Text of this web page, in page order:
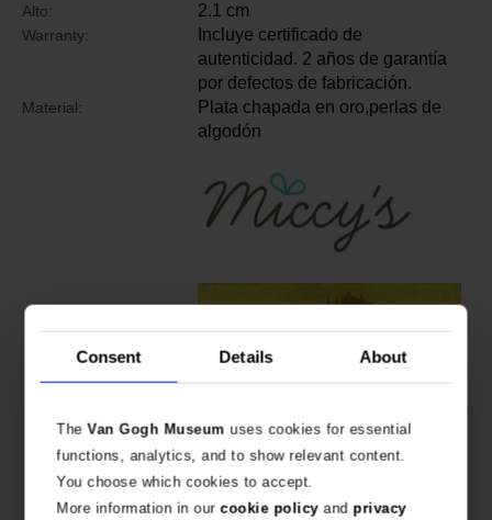
Consent Details About
TheVan Gogh Museum uses cookies for essential
functions, analytics, and to show relevant content.
You choose which cookies to accept.
More information in ourcookie policyand privacy
Alto: 2.1 cm
Warranty:
Incluye certificado de
autenticidad. 2 años de garantía
por defectos de fabricación.
Material:
Plata chapada en oro,perlas de
algodón